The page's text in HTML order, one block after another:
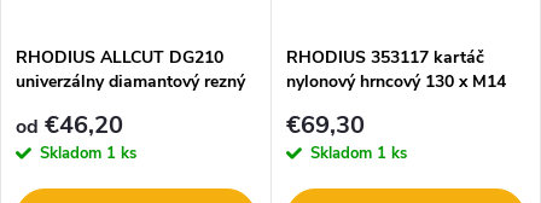
RHODIUS ALLCUT DG210
univerzálny diamantový rezný
od €46,20
Skladom 1 ks
RHODIUS 353117 kartáč
nylonový hrncový 130 x M14
€69,30
Skladom 1 ks